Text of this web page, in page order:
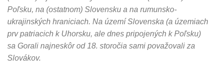
Poľsku, na (ostatnom) Slovensku a na rumunsko-
ukrajinských hraniciach. Na území Slovenska (a územiach
prv patriacich k Uhorsku, ale dnes pripojených k Poľsku)
sa Gorali najneskôr od 18. storočia sami považovali za
Slovákov.